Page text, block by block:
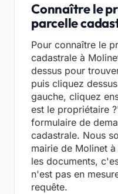
Connaître le
parcelle
Pour connaître le
cadastrale à
dessus pour
puis cliquez
gauche, cliquez
est le propriétaire
formulaire de
cadastrale. Nous
mairie de Molinet
les documents,
n'est pas en
requête.